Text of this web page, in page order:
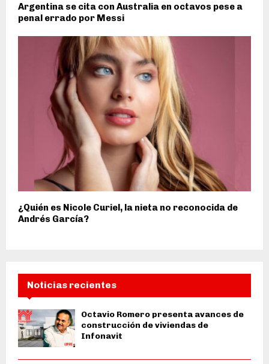
Argentina se cita con Australia en octavos pese a
penal errado por Messi
¿Quién es Nicole Curiel, la nieta no reconocida de
Andrés García?
Noticias recientes
Octavio Romero presenta avances de
construcción de viviendas de
Infonavit